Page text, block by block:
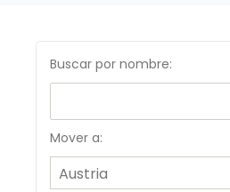
Buscar por nombre:
Mover a: